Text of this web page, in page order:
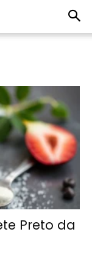
Preto da